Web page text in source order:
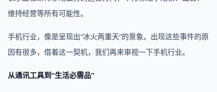
维持经营等所有可能性。
手机行业，像是呈现出“冰火两重天”的景象。出现这些事件的原
因有很多，借着这一契机，我们再来审视一下手机行业。
从通讯工具到“生活必需品”